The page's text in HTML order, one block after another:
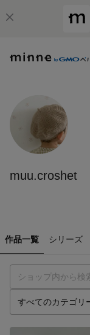
muu.croshet
作品一覧 シリーズ